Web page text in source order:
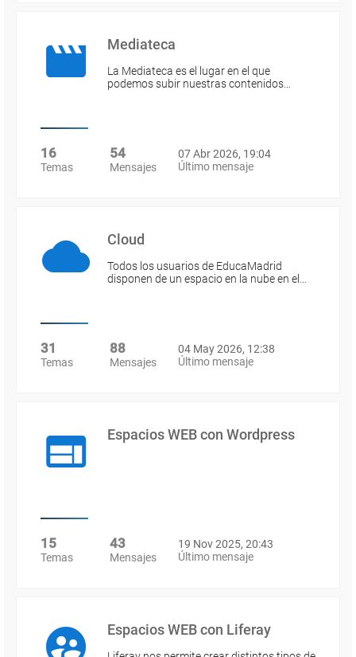
Mediateca
La Mediateca es el lugar en el que
podemos subir nuestras contenidos…
16
Temas
54
Mensajes
07 Abr 2026, 19:04
Último mensaje
Cloud
Todos los usuarios de EducaMadrid
disponen de un espacio en la nube en el…
31
Temas
88
Mensajes
04 May 2026, 12:38
Último mensaje
Espacios WEB con Wordpress
15
Temas
43
Mensajes
19 Nov 2025, 20:43
Último mensaje
Espacios WEB con Liferay